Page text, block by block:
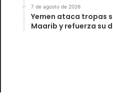
7 de agosto de 2026
Yemen ataca tropas
Maarib y refuerza su